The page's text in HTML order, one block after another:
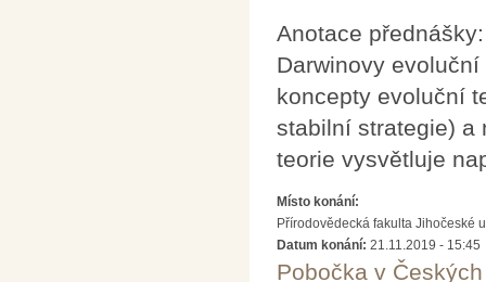
Anotace
Darwinovy
koncepty evoluční
stabilní strategie) a
teorie vysvětluje
Místo konání:
Přírodovědecká fakulta Jihočeské
Datum konání: 21.11.2019 - 15:45
Pobočka v